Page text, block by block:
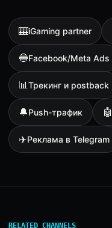
🎰iGaming partner
🔵Facebook/Meta Ads
📊Трекинг и postback
🔔Push-трафик 🤖
✈️Реклама в Telegram
RELATED CHANNELS